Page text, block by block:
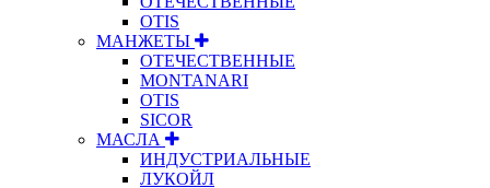
OTIS
МАНЖЕТЫ
ОТЕЧЕСТВЕННЫЕ
MONTANARI
OTIS
SICOR
МАСЛА
ИНДУСТРИАЛЬНЫЕ
ЛУКОЙЛ